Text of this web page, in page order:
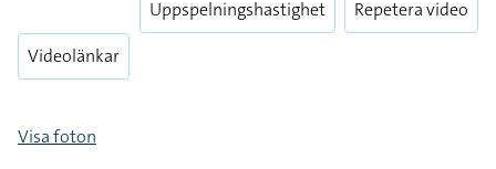
Videolänkar
Uppspelningshastighet Repetera video
Visa foton